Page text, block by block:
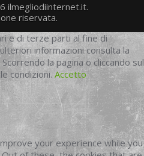
ilmegliodiinternet.it.
riservata.
e di terze parti al fine di
informazioni consulta la
Scorrendo la pagina o cliccando sul
condizioni. Accetto
your experience while you